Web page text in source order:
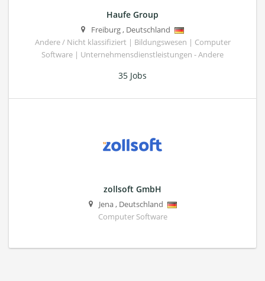
Haufe Group
Freiburg, Deutschland
Andere / Nicht klassifiziert | Bildungswesen | Computer
Software | Unternehmensdienstleistungen - Andere
35 Jobs
zollsoft GmbH
Jena, Deutschland
Computer Software